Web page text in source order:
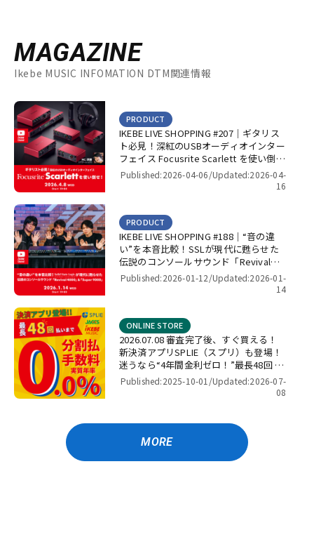
MAGAZINE
Ikebe MUSIC INFOMATION DTM関連情報
IKEBE LIVE SHOPPING #207｜ギタリス
ト必見！深紅のUSBオーディオインター
フェイス Focusrite Scarlett を使い倒
せ！【presented by パワーレック】
PRODUCT
Published:2026-04-06/Updated:2026-04-
16
IKEBE LIVE SHOPPING #188｜“音の違
い”を本音比較！SSLが現代に甦らせた
伝説のコンソールサウンド「Revival
4000」＆「Super 9000」【presented
PRODUCT
Published:2026-01-12/Updated:2026-01-
14
2026.07.08 審査完了後、すぐ買える！
新決済アプリSPLIE（スプリ）も登場！
迷うなら“4年間金利ゼロ！”最長48回 無
金利キャンペーン
ONLINE STORE
Published:2025-10-01/Updated:2026-07-
08
MORE